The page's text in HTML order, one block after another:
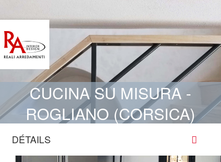
CUCINA SU MISURA -
ROGLIANO (CORSICA)
DÉTAILS